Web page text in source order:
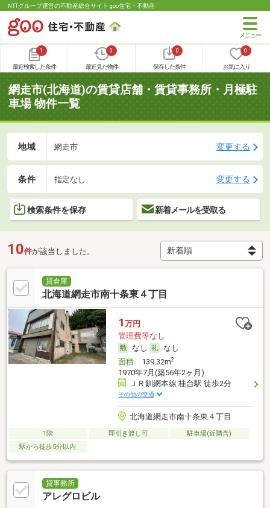
NTTグループ運営の不動産総合サイト goo住宅・不動産
1
最近検索した条件
0
最近見た物件
0
保存した条件
0
お気に入り
網走市(北海道)の賃貸店舗・賃貸事務所・月極駐
車場 物件一覧
地域 網走市 変更する
条件 指定なし 変更する
検索条件を保存 新着メールを受取る
10件が該当しました。
貸倉庫
北海道網走市南十条東４丁目
1 万円
管理費等なし
なし
なし
面積139.32m2
1970年7月(築56年2ヶ月)
ＪＲ釧網本線 桂台駅 徒歩2分
その他の交通
北海道網走市南十条東４丁目
1階 即引き渡し可
駐車場(近隣含)
駅から徒歩5分以内
貸事務所
アレグロビル